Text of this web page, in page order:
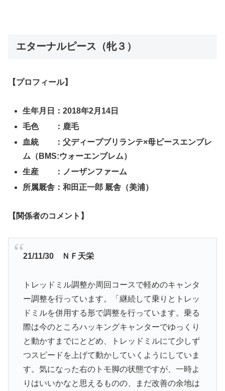
エターナルピース（牝３）
【プロフィール】
生年月日：2018年2月14日
毛色 ：鹿毛
血統 ：父ディープブリランテ×母ピースエンブレ
ム（BMS:ウォーエンブレム）
生産 ：ノーザンファーム
所属厩舎：和田正一郎 厩舎（美浦）
【関係者のコメント】
21/11/30 ＮＦ天栄
トレッドミル調整か周回コースで軽めのキャンタ
ー調整を行っています。「継続して乗りとトレッ
ドミルを併用する形で調整を行っています。乗る
際は今のところハッキングキャンターでゆっくり
と動かすまでにとどめ、トレッドミルにて少しず
つスピードを上げて動かしていくようにしていま
す。気になった右のトモ脚の状態ですが、一時よ
りはいいかなと思えるものの、まだ改善の余地は